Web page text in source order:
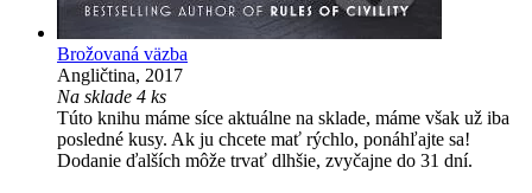
Brožovaná väzba
Angličtina, 2017
Na sklade 4 ks
Túto knihu máme síce aktuálne na sklade, máme však už iba
posledné kusy. Ak ju chcete mať rýchlo, ponáhľajte sa!
Dodanie ďalších môže trvať dlhšie, zvyčajne do 31 dní.